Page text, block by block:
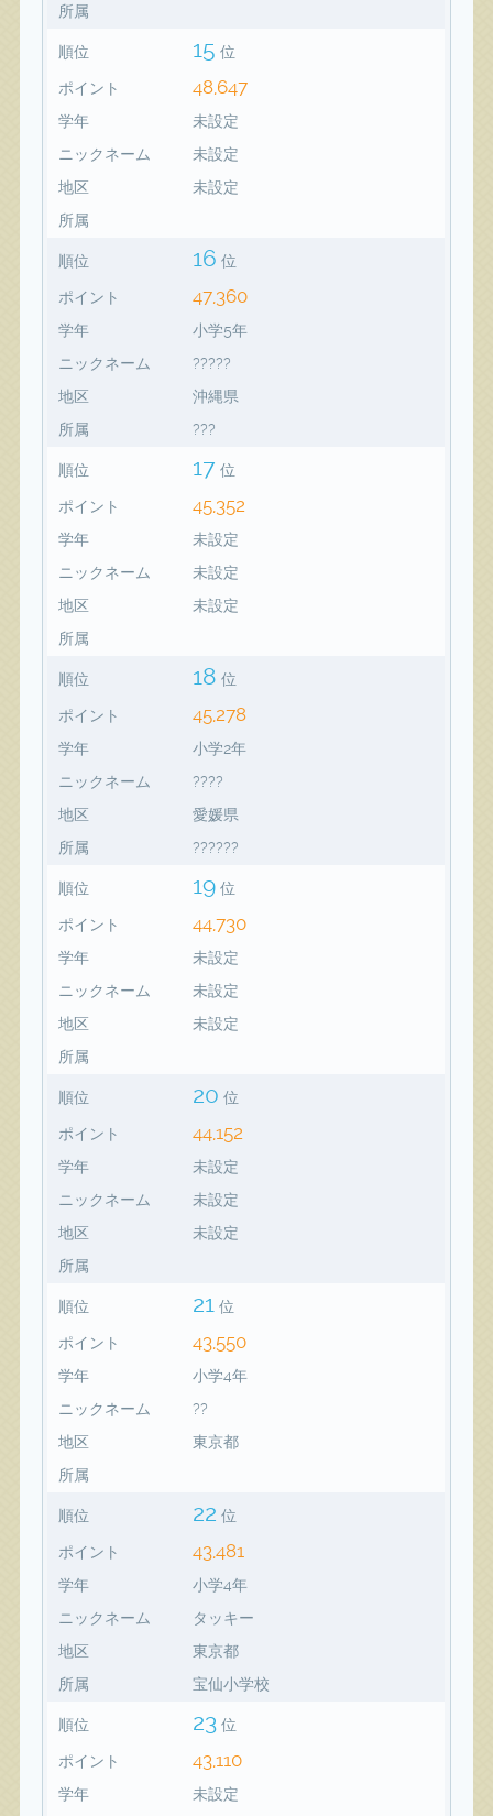
所属
順位 15 位
ポイント 48,647
学年
未設定
ニックネーム
未設定
地区
未設定
所属
順位 16 位
ポイント 47,360
学年
小学5年
ニックネーム
?????
地区
沖縄県
所属
???
順位 17 位
ポイント 45,352
学年
未設定
ニックネーム
未設定
地区
未設定
所属
順位 18 位
ポイント 45,278
学年
小学2年
ニックネーム
????
地区
愛媛県
所属
??????
順位 19 位
ポイント 44,730
学年
未設定
ニックネーム
未設定
地区
未設定
所属
順位 20 位
ポイント 44,152
学年
未設定
ニックネーム
未設定
地区
未設定
所属
順位 21 位
ポイント 43,550
学年
小学4年
ニックネーム
??
地区
東京都
所属
順位 22 位
ポイント 43,481
学年
小学4年
ニックネーム
タッキー
地区
東京都
所属
宝仙小学校
順位 23 位
ポイント 43,110
学年
未設定